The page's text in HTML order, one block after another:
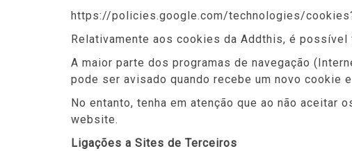
https://policies.google.com/technologies/
Relativamente aos cookies da Addthis, é
A maior parte dos programas de navegação
pode ser avisado quando recebe um novo
No entanto, tenha em atenção que ao não
website.
Ligações a Sites de Terceiros